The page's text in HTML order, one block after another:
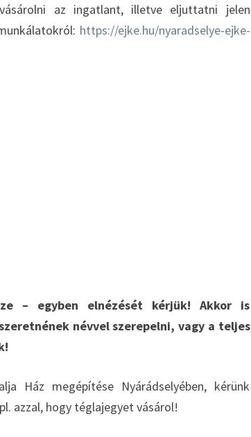
az ingatlant, illetve eljuttatni jelen
https://ejke.hu/nyaradselye-ejke-
– egyben elnézését kérjük! Akkor is
névvel szerepelni, vagy a teljes
Ház megépítése Nyárádselyében, kérünk
azzal, hogy téglajegyet vásárol!